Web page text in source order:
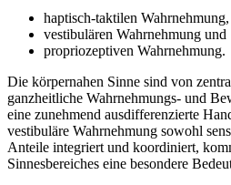
haptisch-taktilen Wahrnehmung,
vestibulären Wahrnehmung und
propriozeptiven Wahrnehmung.
Die körpernahen Sinne sind von
ganzheitliche Wahrnehmungs- und
eine zunehmend ausdifferenzierte
vestibuläre Wahrnehmung sowohl
Anteile integriert und koordiniert,
Sinnesbereiches eine besondere